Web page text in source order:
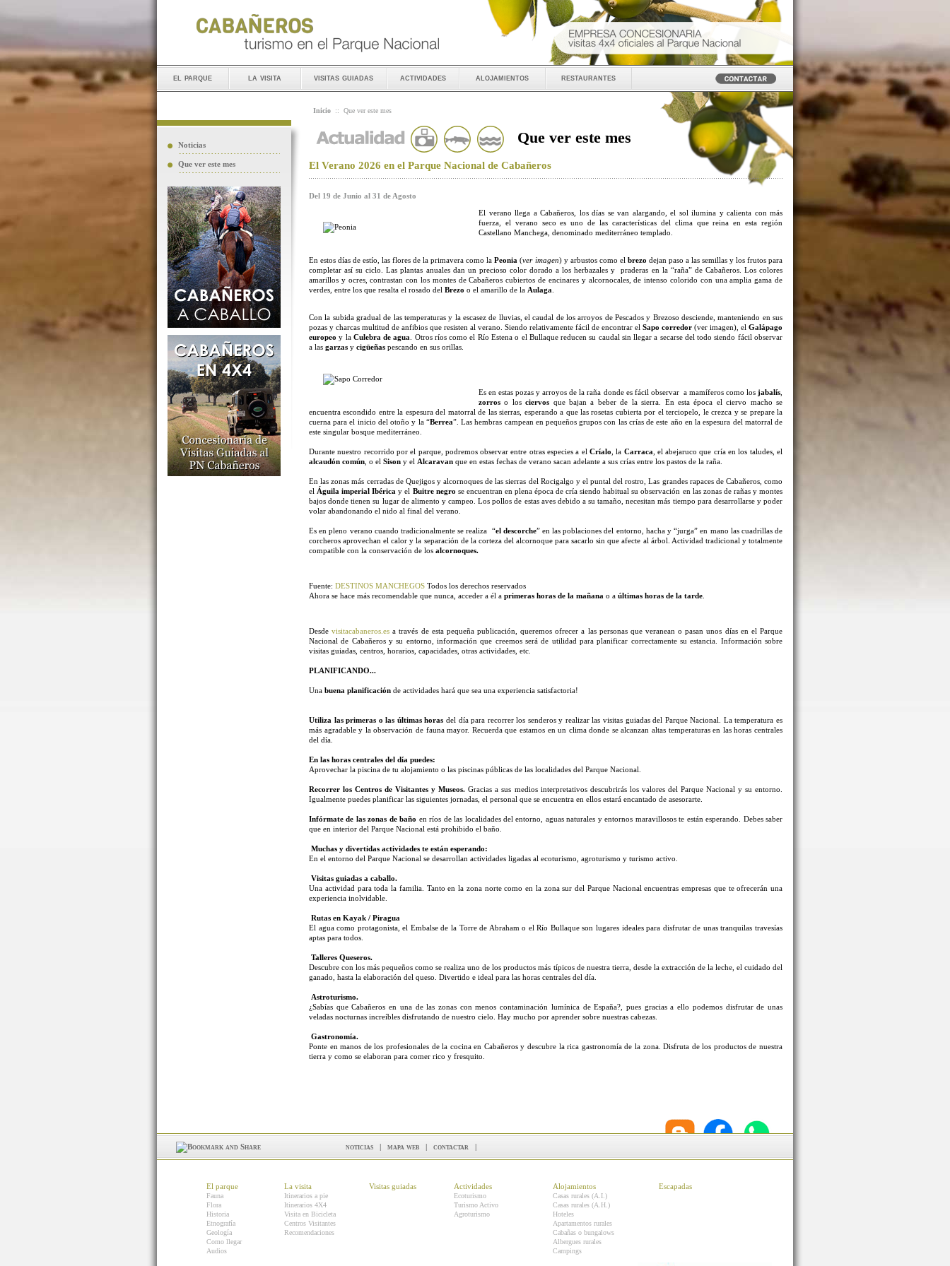
el parque la visita visitas guiadas actividades alojamientos restaurantes
Noticias
Que ver este mes
Inicio :: Que ver este mes
Que ver este mes
El Verano 2026 en el Parque Nacional de Cabañeros
Del 19 de Junio al 31 de Agosto
El verano llega a Cabañeros, los días se van alargando, el sol ilumina y calienta con más
fuerza, el verano seco es uno de las características del clima que reina en esta región
Castellano Manchega, denominado mediterráneo templado.
En estos días de estío, las flores de la primavera como laPeonia (ver imagen) y arbustos como el brezo dejan paso a las semillas y los frutos para
completar así su ciclo. Las plantas anuales dan un precioso color dorado a los herbazales y praderas en la “raña” de Cabañeros. Los colores
amarillos y ocres, contrastan con los montes de Cabañeros cubiertos de encinares y alcornocales, de intenso colorido con una amplia gama de
verdes, entre los que resalta el rosado del Brezo o el amarillo de la Aulaga
Con la subida gradual de las temperaturas y la escasez de lluvias, el caudal de los arroyos de Pescados y Brezoso desciende, manteniendo en sus
pozas y charcas multitud de anfibios que resisten al verano. Siendo relativamente fácil de encontrar el Sapo corredor (ver imagen), el Galápago
europeo y la Culebra de agua
. Otros ríos como el Río Estena o el Bullaque reducen su caudal sin llegar a secarse del todo siendo fácil observar
a las garzas y cigüeñas pescando en sus orillas.
Es en estas pozas y arroyos de la raña donde es fácil observar a mamíferos como los jabalís
zorros o losciervos que bajan a beber de la sierra. En esta época el ciervo macho se
encuentra escondido entre la espesura del matorral de las sierras, esperando a que las rosetas cubierta por el terciopelo, le crezca y se prepare la
cuerna para el inicio del otoño y la “Berrea”. Las hembras campean en pequeños grupos con las crías de este año en la espesura del matorral de
este singular bosque mediterráneo.
Durante nuestro recorrido por el parque, podremos observar entre otras especies a el Críalo , la Carraca , el abejaruco que cría en los taludes, el
alcaudón común , o el Sison y el Alcaravan que en estas fechas de verano sacan adelante a sus crías entre los pastos de la raña.
En las zonas más cerradas de Quejigos y alcornoques de las sierras del Rocigalgo y el puntal del rostro, Las grandes rapaces de Cabañeros, como
el Águila imperial Ibéricay el Buitre negro se encuentran en plena época de cría siendo habitual su observación en las zonas de rañas y montes
bajos donde tienen su lugar de alimento y campeo. Los pollos de estas aves debido a su tamaño, necesitan más tiempo para desarrollarse y poder
volar abandonando el nido al final del verano.
Es en pleno verano cuando tradicionalmente se realiza “el descorche” en las poblaciones del entorno, hacha y “jurga” en mano las cuadrillas de
corcheros aprovechan el calor y la separación de la corteza del alcornoque para sacarlo sin que afecte al árbol. Actividad tradicional y totalmente
compatible con la conservación de los alcornoques.
Fuente: DESTINOS MANCHEGOS Todos los derechos reservados
Ahora se hace más recomendable que nunca, acceder a él a primeras horas de la mañana o a últimas horas de la tarde
Desdevisitacabaneros.es a través de esta pequeña publicación, queremos ofrecer a las personas que veranean o pasan unos días en el Parque
Nacional de Cabañeros y su entorno, información que creemos será de utilidad para planificar correctamente su estancia. Información sobre
visitas guiadas, centros, horarios, capacidades, otras actividades, etc.
PLANIFICANDO...
Una buena planificación de actividades hará que sea una experiencia satisfactoria!
Utiliza las primeras o las últimas horas del día para recorrer los senderos y realizar las visitas guiadas del Parque Nacional. La temperatura es
más agradable y la observación de fauna mayor. Recuerda que estamos en un clima donde se alcanzan altas temperaturas en las horas centrales
del día.
En las horas centrales del día puedes:
Aprovechar la piscina de tu alojamiento o las piscinas públicas de las localidades del Parque Nacional.
Recorrer los Centros de Visitantes y Museos. Gracias a sus medios interpretativos descubrirás los valores del Parque Nacional y su entorno.
Igualmente puedes planificar las siguientes jornadas, el personal que se encuentra en ellos estará encantado de asesorarte.
Infórmate de las zonas de baño en ríos de las localidades del entorno, aguas naturales y entornos maravillosos te están esperando. Debes saber
que en interior del Parque Nacional está prohibido el baño.
Muchas y divertidas actividades te están esperando:
En el entorno del Parque Nacional se desarrollan actividades ligadas al ecoturismo, agroturismo y turismo activo.
Visitas guiadas a caballo.
Una actividad para toda la familia. Tanto en la zona norte como en la zona sur del Parque Nacional encuentras empresas que te ofrecerán una
experiencia inolvidable.
Rutas en Kayak / Piragua
El agua como protagonista, el Embalse de la Torre de Abraham o el Río Bullaque son lugares ideales para disfrutar de unas tranquilas travesías
aptas para todos.
Talleres Queseros.
Descubre con los más pequeños como se realiza uno de los productos más típicos de nuestra tierra, desde la extracción de la leche, el cuidado del
ganado, hasta la elaboración del queso. Divertido e ideal para las horas centrales del día.
Astroturismo.
¿Sabías que Cabañeros en una de las zonas con menos contaminación lumínica de España?, pues gracias a ello podemos disfrutar de unas
veladas nocturnas increíbles disfrutando de nuestro cielo. Hay mucho por aprender sobre nuestras cabezas.
Gastronomía.
Ponte en manos de los profesionales de la cocina en Cabañeros y descubre la rica gastronomía de la zona. Disfruta de los productos de nuestra
tierra y como se elaboran para comer rico y fresquito.
noticias | mapa web | contactar |
El parque
Fauna
Flora
Historia
Etnografía
Geología
Como llegar
Audios
La visita
Itinerarios a pie
Itinerarios 4X4
Visita en Bicicleta
Centros Visitantes
Recomendaciones
Visitas guiadas Actividades
Ecoturismo
Turismo Activo
Agroturismo
Alojamientos
Casas rurales (A.I.)
Casas rurales (A.H.)
Hoteles
Apartamentos rurales
Cabañas o bungalows
Albergues rurales
Campings
Escapadas